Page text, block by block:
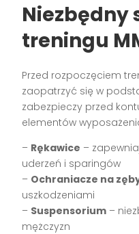
Niezbędny
treningu
Przed rozpoczęciem
zaopatrzyć się w
zabezpieczy przed
elementów
– Rękawice –
uderzeń i sparingów
– Ochraniacze na
uszkodzeniami
– Suspensorium –
mężczyzn